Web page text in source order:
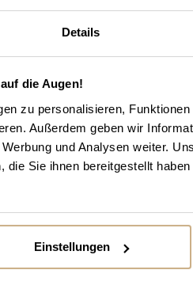
Details
die Augen!
zu personalisieren,
Außerdem geben wir
und Analysen weiter.
Sie ihnen bereitgestellt
Einstellungen